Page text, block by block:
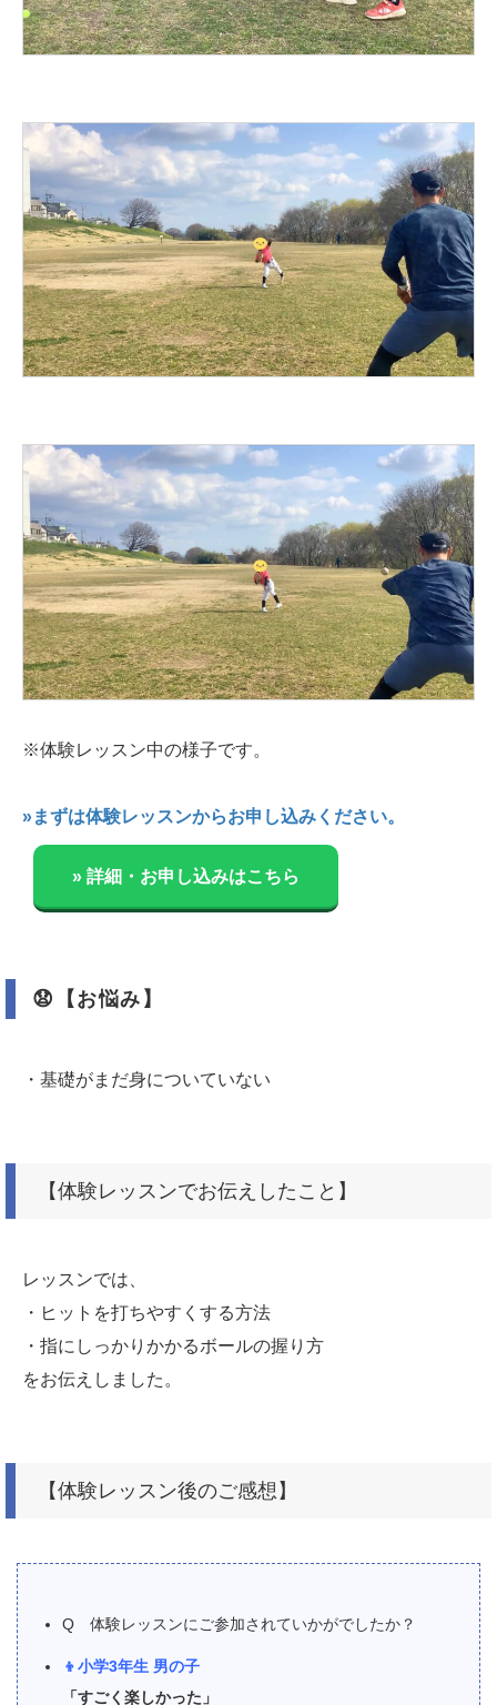
※体験レッスン中の様子です。
»まずは体験レッスンからお申し込みください。
» 詳細・お申し込みはこちら
😧【お悩み】
・基礎がまだ身についていない
【体験レッスンでお伝えしたこと】
レッスンでは、
・ヒットを打ちやすくする方法
・指にしっかりかかるボールの握り方
をお伝えしました。
【体験レッスン後のご感想】
Q 体験レッスンにご参加されていかがでしたか？
👦小学3年生 男の子
「すごく楽しかった」